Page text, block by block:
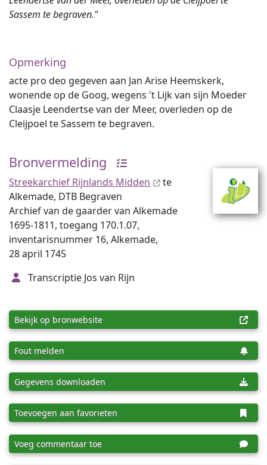
Sassem te begraven."
Opmerking
acte pro deo gegeven aan Jan Arise Heemskerk,
wonende op de Goog, wegens 't Lijk van sijn Moeder
Claasje Leendertse van der Meer, overleden op de
Cleijpoel te Sassem te begraven.
Bronvermelding
Streekarchief Rijnlands Midden
te
Alkemade, DTB Begraven
Archief van de gaarder van Alkemade
1695-1811, toegang 170.1.07,
inventarisnummer 16, Alkemade,
28 april 1745
Transcriptie Jos van Rijn
Bekijk op bronwebsite
Fout melden
Gegevens downloaden
Toevoegen aan favorieten
Voeg commentaar toe